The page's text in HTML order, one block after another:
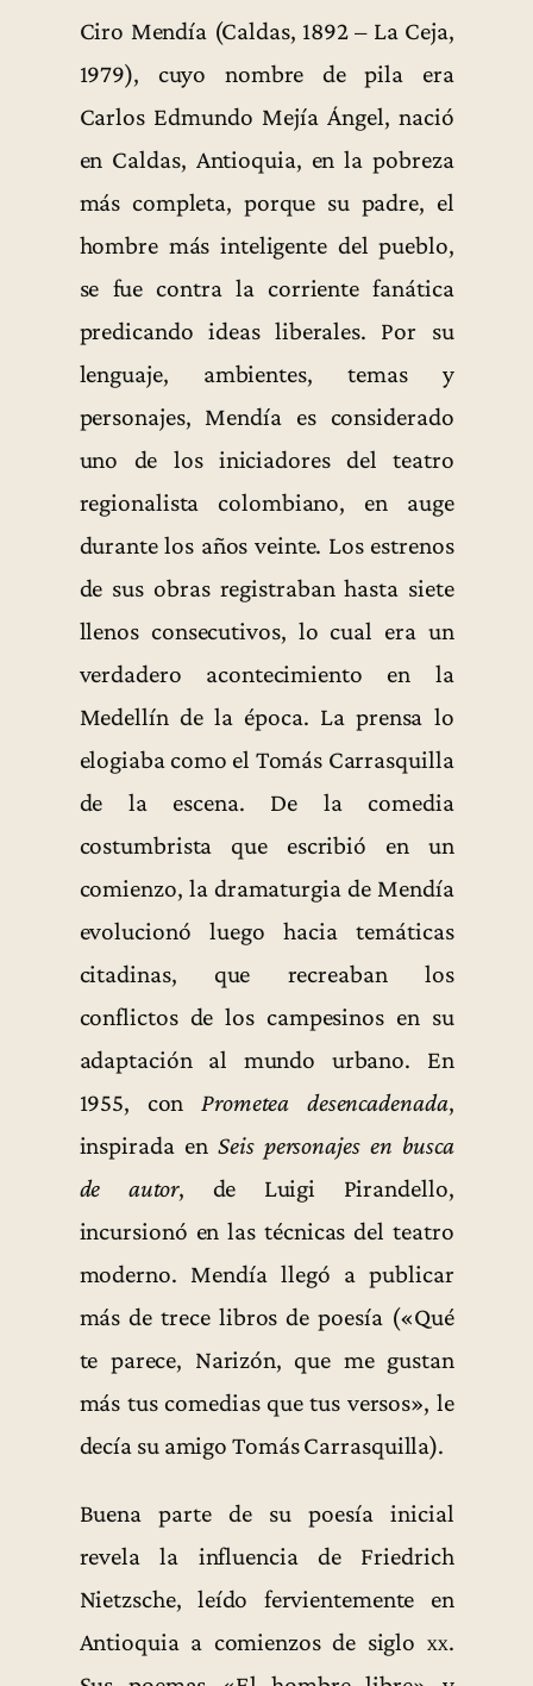
Ciro Mendía (Caldas, 1892 – La Ceja,
1979), cuyo nombre de pila era
Carlos Edmundo Mejía Ángel, nació
en Caldas, Antioquia, en la pobreza
más completa, porque su padre, el
hombre más inteligente del pueblo,
se fue contra la corriente fanática
predicando ideas liberales. Por su
lenguaje, ambientes, temas y
personajes, Mendía es considerado
uno de los iniciadores del teatro
regionalista colombiano, en auge
durante los años veinte. Los estrenos
de sus obras registraban hasta siete
llenos consecutivos, lo cual era un
verdadero acontecimiento en la
Medellín de la época. La prensa lo
elogiaba como el Tomás Carrasquilla
de la escena. De la comedia
costumbrista que escribió en un
comienzo, la dramaturgia de Mendía
evolucionó luego hacia temáticas
citadinas, que recreaban los
conflictos de los campesinos en su
adaptación al mundo urbano. En
1955, con Prometea desencadenada,
inspirada en Seis personajes en busca
de autor, de Luigi Pirandello,
incursionó en las técnicas del teatro
moderno. Mendía llegó a publicar
más de trece libros de poesía («Qué
te parece, Narizón, que me gustan
más tus comedias que tus versos», le
decía su amigo Tomás Carrasquilla).
Buena parte de su poesía inicial
revela la influencia de Friedrich
Nietzsche, leído fervientemente en
Antioquia a comienzos de siglo xx.